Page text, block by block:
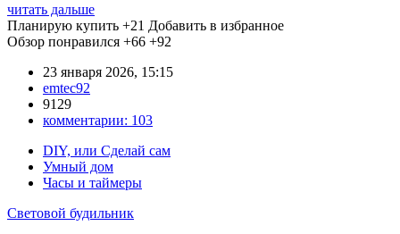
читать дальше
Планирую купить +21 Добавить в избранное
Обзор понравился +66 +92
23 января 2026, 15:15
emtec92
9129
комментарии: 103
DIY, или Сделай сам
Умный дом
Часы и таймеры
Световой будильник